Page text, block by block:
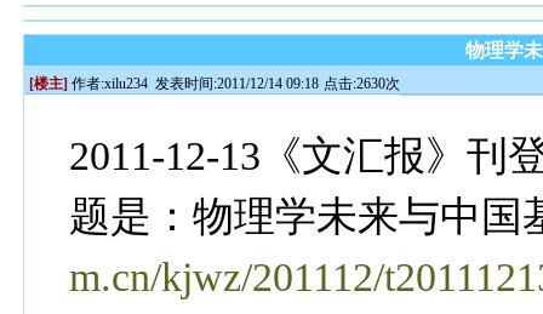
物理学
[楼主] 作者:xilu234 发表时间:2011/12/14 09:18 点击:2630次
2011-12-13 《文汇报》刊
题是：物理学未来与中国
m.cn/kjwz/201112/